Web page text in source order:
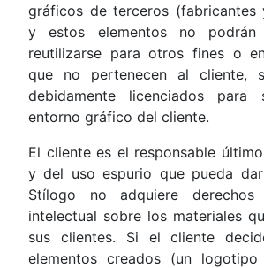
gráficos de terceros (fabricantes
y estos elementos no podrán
reutilizarse para otros fines o
que no pertenecen al cliente,
debidamente licenciados
entorno gráfico del cliente.
El cliente es el responsable
y del uso espurio que pueda
Stílogo no adquiere derechos
intelectual sobre los materiales
sus clientes. Si el cliente
elementos creados (un